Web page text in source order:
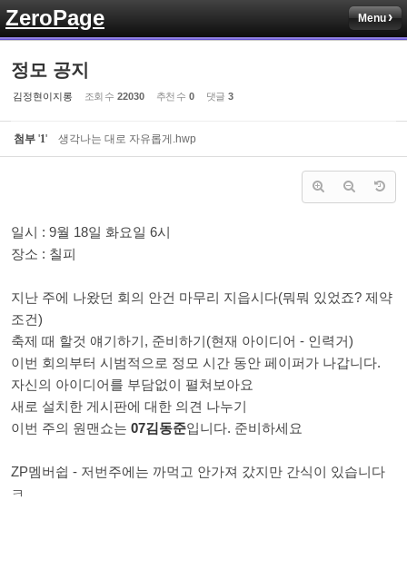
ZeroPage Menu
정모 공지
김정현이지롱 조회 수 22030 추천 수 0 댓글 3
첨부 '1' 생각나는 대로 자유롭게.hwp
일시 : 9월 18일 화요일 6시
장소 : 칠피
지난 주에 나왔던 회의 안건 마무리 지읍시다(뭐뭐 있었죠? 제약
조건)
축제 때 할것 얘기하기, 준비하기(현재 아이디어 - 인력거)
이번 회의부터 시범적으로 정모 시간 동안 페이퍼가 나갑니다.
자신의 아이디어를 부담없이 펼쳐보아요
새로 설치한 게시판에 대한 의견 나누기
이번 주의 원맨쇼는 07김동준입니다. 준비하세요
ZP멤버쉽 - 저번주에는 까먹고 안가져 갔지만 간식이 있습니다
ㅋ
Sketchbook5, 스케치북5